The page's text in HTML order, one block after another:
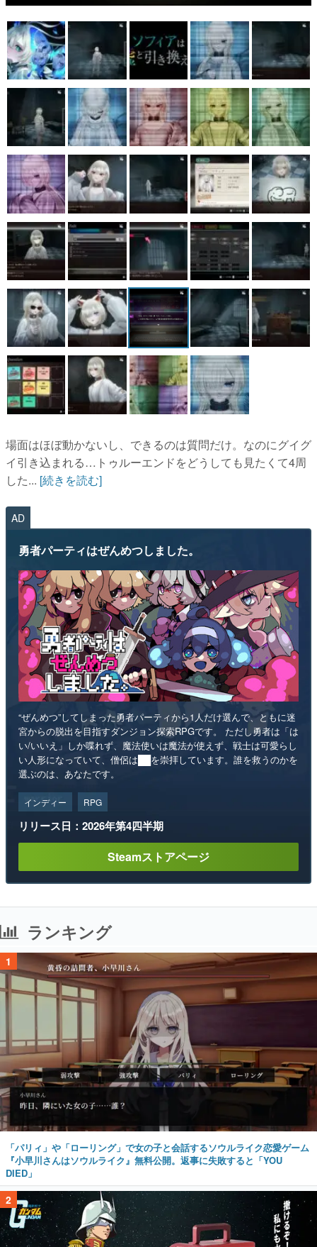
女性向け
アプリレビュー
その他
電ファミニコゲーマーとは？
運営：株式会社マレ
場面はほぼ動かないし、できるのは質問だけ。なのにグイグ
イ引き込まれる…トゥルーエンドをどうしても見たくて4周
した... [続きを読む]
AD
勇者パーティはぜんめつしました。
“ぜんめつ”してしまった勇者パーティから1人だけ選んで、ともに迷
宮からの脱出を目指すダンジョン探索RPGです。 ただし勇者は「は
い/いいえ」しか喋れず、魔法使いは魔法が使えず、戦士は可愛らし
い人形になっていて、僧侶は██を崇拝しています。誰を救うのかを
選ぶのは、あなたです。
インディー RPG
リリース日：2026年第4四半期
Steamストアページ
ランキング
1
「パリィ」や「ローリング」で女の子と会話するソウルライク恋愛ゲーム
『小早川さんはソウルライク』無料公開。返事に失敗すると「YOU
DIED」
2